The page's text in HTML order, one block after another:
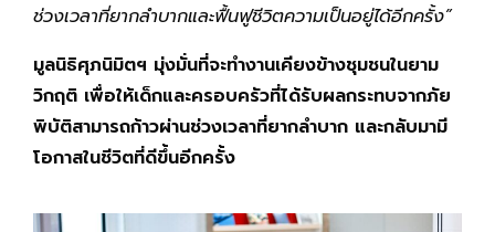
ช่วงเวลาที่ยากลำบากและฟื้นฟูชีวิตความเป็นอยู่ได้อีกครั้ง”
มูลนิธิศุภนิมิตฯ มุ่งมั่นที่จะทำงานเคียงข้างชุมชนในยาม
วิกฤติ เพื่อให้เด็กและครอบครัวที่ได้รับผลกระทบจากภัย
พิบัติสามารถก้าวผ่านช่วงเวลาที่ยากลำบาก และกลับมามี
โอกาสในชีวิตที่ดีขึ้นอีกครั้ง